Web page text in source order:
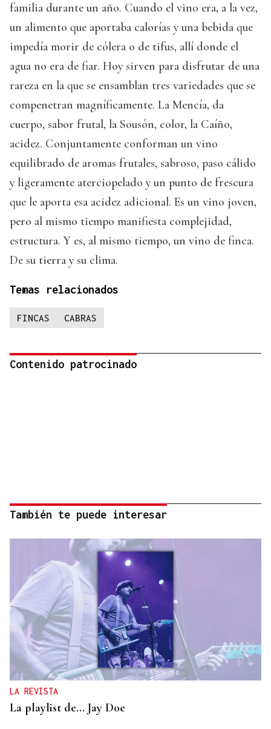
familia durante un año. Cuando el vino era, a la vez,
un alimento que aportaba calorías y una bebida que
impedía morir de cólera o de tifus, allí donde el
agua no era de fiar. Hoy sirven para disfrutar de una
rareza en la que se ensamblan tres variedades que se
compenetran magníficamente. La Mencía, da
cuerpo, sabor frutal, la Sousón, color, la Caíño,
acidez. Conjuntamente conforman un vino
equilibrado de aromas frutales, sabroso, paso cálido
y ligeramente aterciopelado y un punto de frescura
que le aporta esa acidez adicional. Es un vino joven,
pero al mismo tiempo manifiesta complejidad,
estructura. Y es, al mismo tiempo, un vino de finca.
De su tierra y su clima.
Temas relacionados
FINCAS CABRAS
Contenido patrocinado
También te puede interesar
LA REVISTA
La playlist de... Jay Doe